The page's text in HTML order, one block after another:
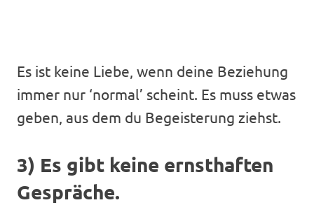
Es ist keine Liebe, wenn deine Beziehung
immer nur ‘normal’ scheint. Es muss etwas
geben, aus dem du Begeisterung ziehst.
3) Es gibt keine ernsthaften
Gespräche.